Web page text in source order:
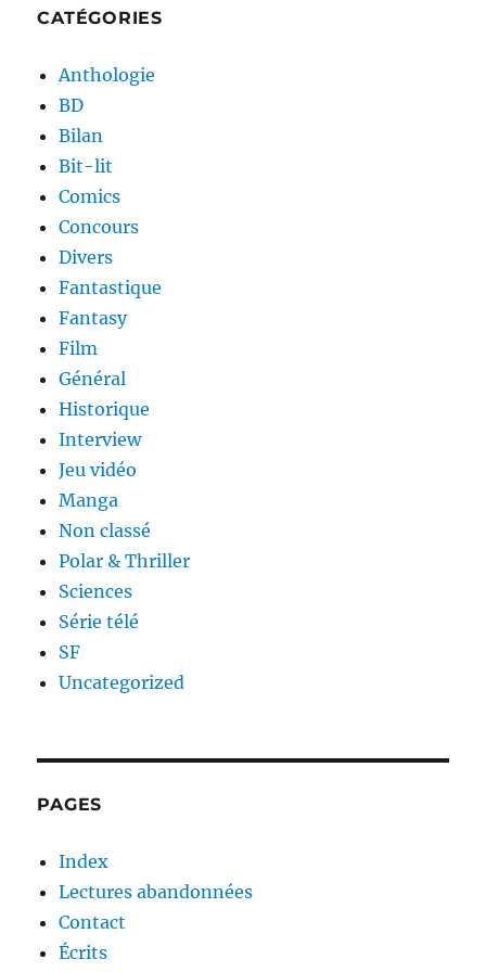
CATÉGORIES
Anthologie
BD
Bilan
Bit-lit
Comics
Concours
Divers
Fantastique
Fantasy
Film
Général
Historique
Interview
Jeu vidéo
Manga
Non classé
Polar & Thriller
Sciences
Série télé
SF
Uncategorized
PAGES
Index
Lectures abandonnées
Contact
Écrits